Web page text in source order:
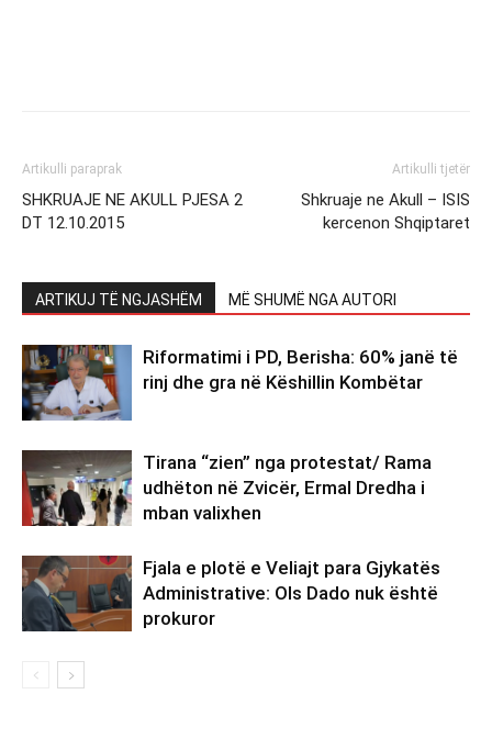
Artikulli paraprak
SHKRUAJE NE AKULL PJESA 2
DT 12.10.2015
Artikulli tjetër
Shkruaje ne Akull – ISIS
kercenon Shqiptaret
ARTIKUJ TË NGJASHËM MË SHUMË NGA AUTORI
Riformatimi i PD, Berisha: 60% janë të
rinj dhe gra në Këshillin Kombëtar
Tirana “zien” nga protestat/ Rama
udhëton në Zvicër, Ermal Dredha i
mban valixhen
Fjala e plotë e Veliajt para Gjykatës
Administrative: Ols Dado nuk është
prokuror